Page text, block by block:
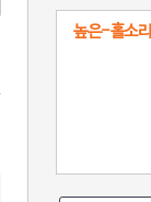
높은-홀소리